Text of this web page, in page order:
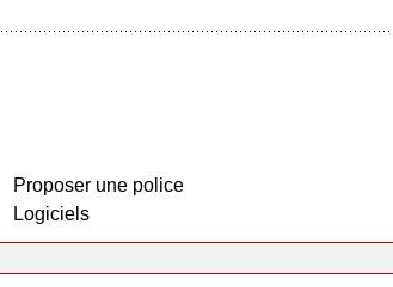
Proposer une police
Logiciels